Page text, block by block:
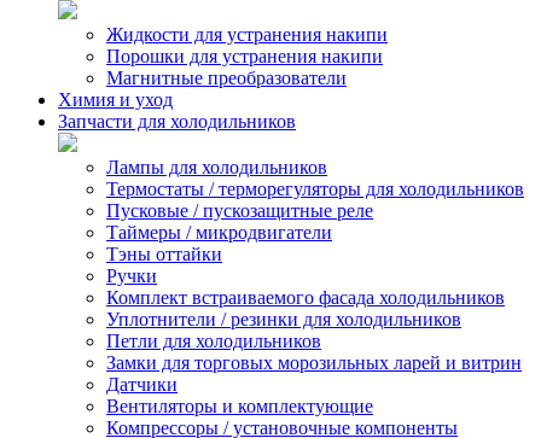
Жидкости для устранения накипи
Порошки для устранения накипи
Магнитные преобразователи
Химия и уход
Запчасти для холодильников
Лампы для холодильников
Термостаты / терморегуляторы для холодильников
Пусковые / пускозащитные реле
Таймеры / микродвигатели
Тэны оттайки
Ручки
Комплект встраиваемого фасада холодильников
Уплотнители / резинки для холодильников
Петли для холодильников
Замки для торговых морозильных ларей и витрин
Датчики
Вентиляторы и комплектующие
Компрессоры / установочные компоненты